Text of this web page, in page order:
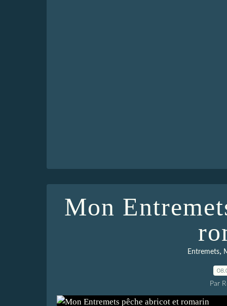
Mon
Entremets,
Par